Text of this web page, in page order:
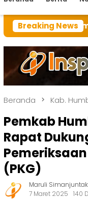
Breaking News
kali ini BRI
Beranda Kab.
Pemkab
Rapat
(PKG)
Maruli Simanjuntak
7 Maret 2025
140